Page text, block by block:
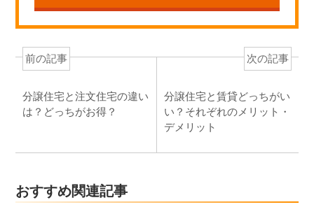
前の記事
分譲住宅と注文住宅の違い
は？どっちがお得？
次の記事
分譲住宅と賃貸どっちがい
い？それぞれのメリット・
デメリット
おすすめ関連記事